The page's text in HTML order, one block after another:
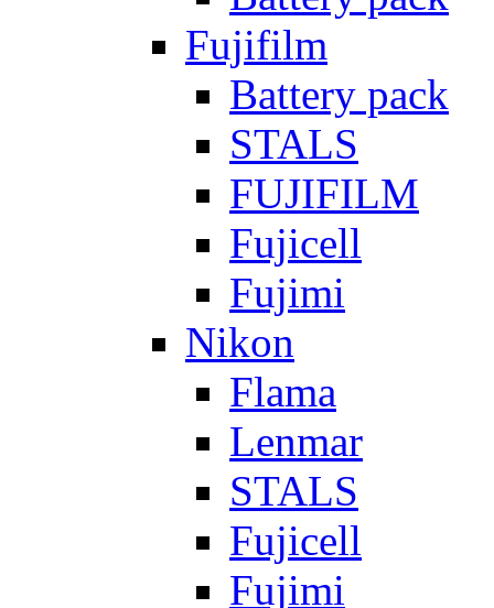
Fujifilm
Battery pack
STALS
FUJIFILM
Fujicell
Fujimi
Nikon
Flama
Lenmar
STALS
Fujicell
Fujimi